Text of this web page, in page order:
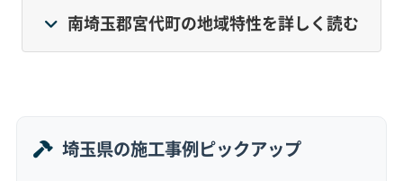
一方で、町の面積の約4割が農地という特徴もあり、
「農のあるまちづくり」が進められています。1970
高齢化が進んでいるのが現状です。
南埼玉郡宮代町の地域特性を詳しく読む
埼玉県の施工事例ピックアップ